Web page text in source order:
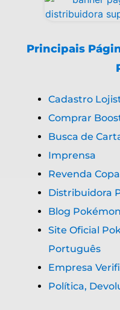
Principais
Cadastro
Comprar
Busca de
Imprensa
Revenda
Distribuidora
Blog Pokémon
Site Oficial
Português
Empresa
Política,